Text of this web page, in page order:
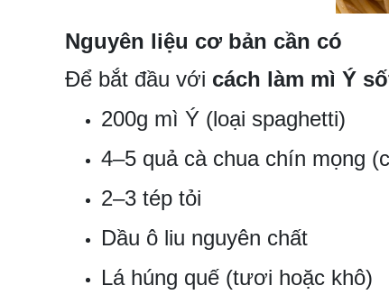
Nguyên liệu cơ bản cần có
Để bắt đầu với cách làm mì Ý
200g mì Ý (loại spaghetti)
4–5 quả cà chua chín mọng
2–3 tép tỏi
Dầu ô liu nguyên chất
Lá húng quế (tươi hoặc khô)